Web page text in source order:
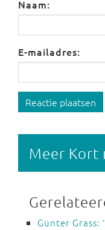
Naam:
E-mailadres:
Reactie plaatsen
Meer Kort
Günter